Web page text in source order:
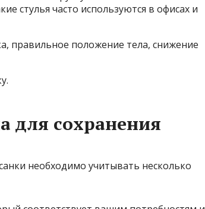
стулья часто используются в офисах и
правильное положение тела, снижение
для сохранения
необходимо учитывать несколько